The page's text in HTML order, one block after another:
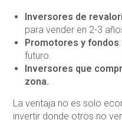
Inversores de
para vender en 2-3
Promotores y fondos
futuro.
Inversores que
zona.
La ventaja no es solo
invertir donde otros no